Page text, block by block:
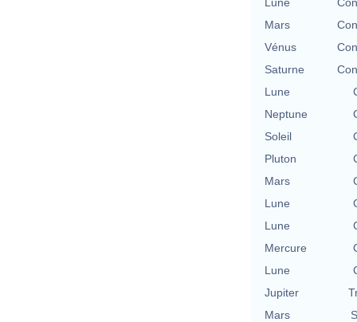
Mars
Vénus
Saturne
Lune
Neptune
Soleil
Pluton
Mars
Lune
Lune
Mercure
Lune
Jupiter
Mars